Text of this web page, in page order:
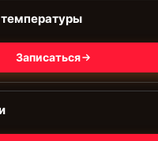
Записаться